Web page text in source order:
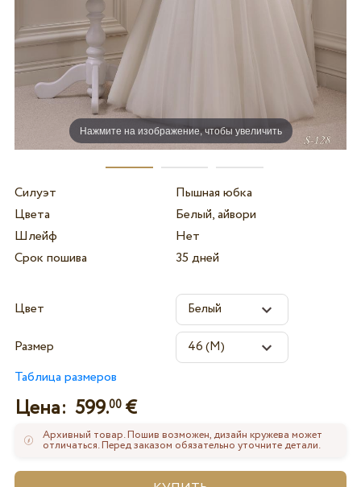
Нажмите на изображение, чтобы увеличить
Силуэт
Пышная юбка
Цвета
Белый, айвори
Шлейф
Нет
Срок пошива
35 дней
Цвет
Размер
Таблица размеров
Цена: 599.00€
Архивный товар. Пошив возможен, дизайн кружева может
отличаться. Перед заказом обязательно уточните детали.